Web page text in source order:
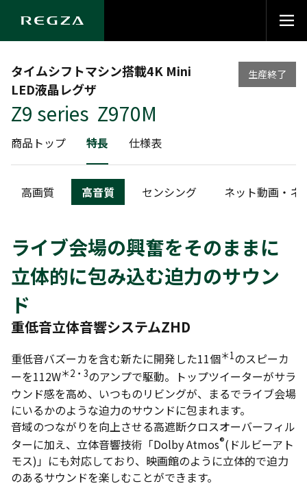
タイムシフトマシン搭載4K Mini
LED液晶レグザ
Z9 series Z970M
生産終了
商品トップ 特長 仕様表
高画質 高音質 センシング ネット動画・ネ
ライブ会場の興奮をそのままに
立体的に包み込む迫力のサウン
ド
重低音立体音響システムZHD
重低音バズーカを含む新たに開発した11個＊1のスピーカ
ーを112W＊2・3のアンプで駆動。トップツイーターがサラ
ウンド感を高め、いつものリビングが、まるでライブ会場
にいるかのような迫力のサウンドに包まれます。
音域のつながりを向上させる高遮断クロスオーバーフィル
ターに加え、立体音響技術「Dolby Atmos®(ドルビーアト
モス)」にも対応しており、映画館のように立体的で迫力
のあるサウンドを楽しむことができます。